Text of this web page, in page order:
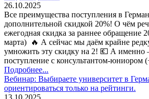
26.10.2025
Все преимущества поступления в
дополнительной скидкой 20%! О чём
ежегодная скидка за раннее обращение
марта) 🔥 А сейчас мы даём крайне
умножить эту скидку на 2! 💶 А именно
поступление с консультантом-юниором
Подробнее...
Вебинар: Выбираете университет в
ориентироваться только на рейтинги.